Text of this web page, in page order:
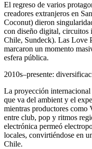
El regreso de varios
creadores extranjeros en
Coconut) dieron
con diseño digital, circuitos
Chile, Sundeck). Las Love
marcaron un momento
esfera pública.
2010s–presente:
La proyección
que va del ambient y el
mientras productores como
entre club, pop y ritmos
electrónica permeó
locales, convirtiéndose en
Chile.